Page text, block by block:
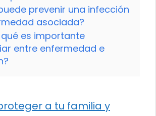
prevenir una infección
asociada?
qué es importante
entre enfermedad e
a tu familia y